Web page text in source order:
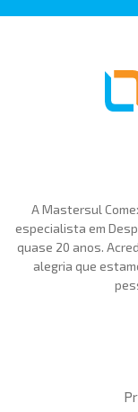
A Mastersul
especialista em
quase 20 anos.
alegria que